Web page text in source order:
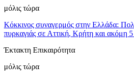
μόλις τώρα
Κόκκινος συναγερμός στην Ελλάδα:
πυρκαγιάς σε Αττική, Κρήτη και ακόμη
Έκτακτη Επικαιρότητα
μόλις τώρα